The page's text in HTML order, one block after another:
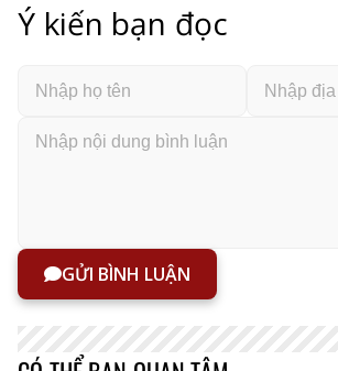
Ý kiến bạn đọc
GỬI BÌNH LUẬN